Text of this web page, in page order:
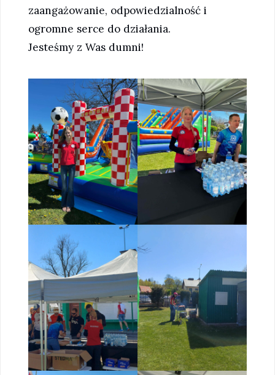
zaangażowanie, odpowiedzialność i
ogromne serce do działania.
Jesteśmy z Was dumni!